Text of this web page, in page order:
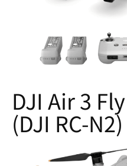
DJI Air 3
(DJI RC-